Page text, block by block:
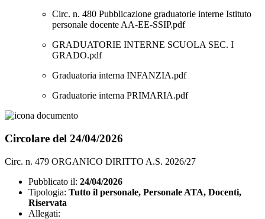
Circ. n. 480 Pubblicazione graduatorie interne Istituto
personale docente AA-EE-SSIP.pdf
GRADUATORIE INTERNE SCUOLA SEC. I
GRADO.pdf
Graduatoria interna INFANZIA.pdf
Graduatorie interna PRIMARIA.pdf
Circolare del 24/04/2026
Circ. n. 479 ORGANICO DIRITTO A.S. 2026/27
Pubblicato il: 24/04/2026
Tipologia: Tutto il personale, Personale ATA, Docenti,
Riservata
Allegati: